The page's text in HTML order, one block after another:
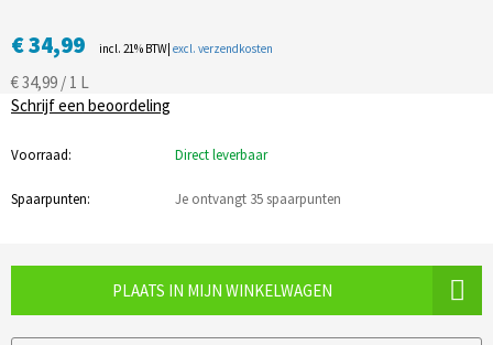
€ 34,99 incl. 21% BTW| excl. verzendkosten
€ 34,99 / 1 L
Schrijf een beoordeling
Voorraad: Direct leverbaar
Spaarpunten: Je ontvangt 35 spaarpunten
PLAATS IN MIJN WINKELWAGEN